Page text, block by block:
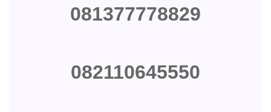
081377778829
082110645550